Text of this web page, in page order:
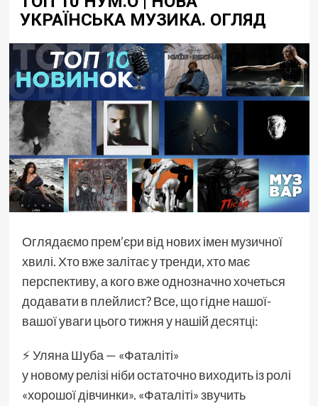
УКРАЇНСЬКА МУЗИКА. ОГЛЯД
Оглядаємо прем’єри від нових імен музичної
хвилі. Хто вже залітає у тренди, хто має
перспективу, а кого вже однозначно хочеться
додавати в плейлист? Все, що гідне нашої-
вашої уваги цього тижня у нашійдесятці:
⚡️ Уляна Шуба — «Фаталіті»
у новому релізі ніби остаточно виходить із ролі
«хорошої дівчинки». «Фаталіті» звучить